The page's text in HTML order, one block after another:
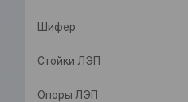
Шифер
Стойки ЛЭП
Опоры ЛЭП